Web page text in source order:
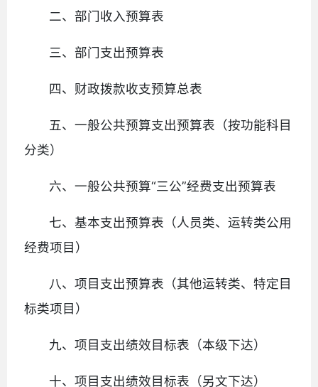
二、部门收入预算表
三、部门支出预算表
四、财政拨款收支预算总表
五、一般公共预算支出预算表（按功能科目
分类）
六、一般公共预算“三公”经费支出预算表
七、基本支出预算表（人员类、运转类公用
经费项目）
八、项目支出预算表（其他运转类、特定目
标类项目）
九、项目支出绩效目标表（本级下达）
十、项目支出绩效目标表（另文下达）